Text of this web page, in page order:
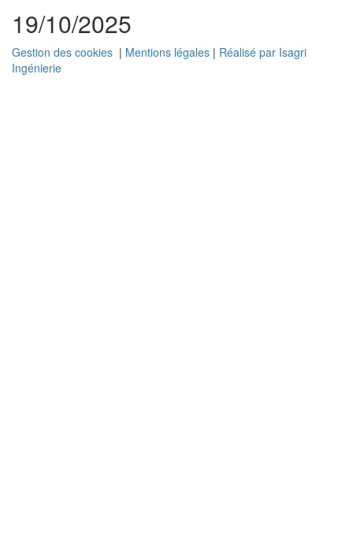
19/10/2025
Gestion des cookies | Mentions légales | Réalisé par Isagri
Ingénierie